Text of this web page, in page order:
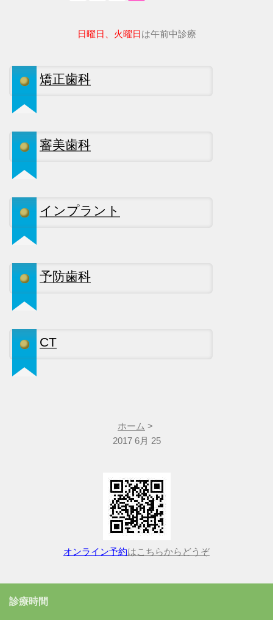
日曜日、火曜日は午前中診療
矯正歯科
審美歯科
インプラント
予防歯科
CT
ホーム >
2017 6月 25
オンライン予約はこちらからどうぞ
診療時間